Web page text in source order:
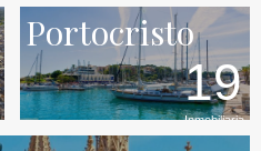
Portocristo
19
Inmobiliaria